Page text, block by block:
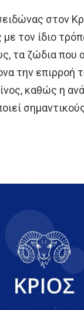
στον
με τον ίδιο
τα ζώδια που
την επιρροή
καθώς η